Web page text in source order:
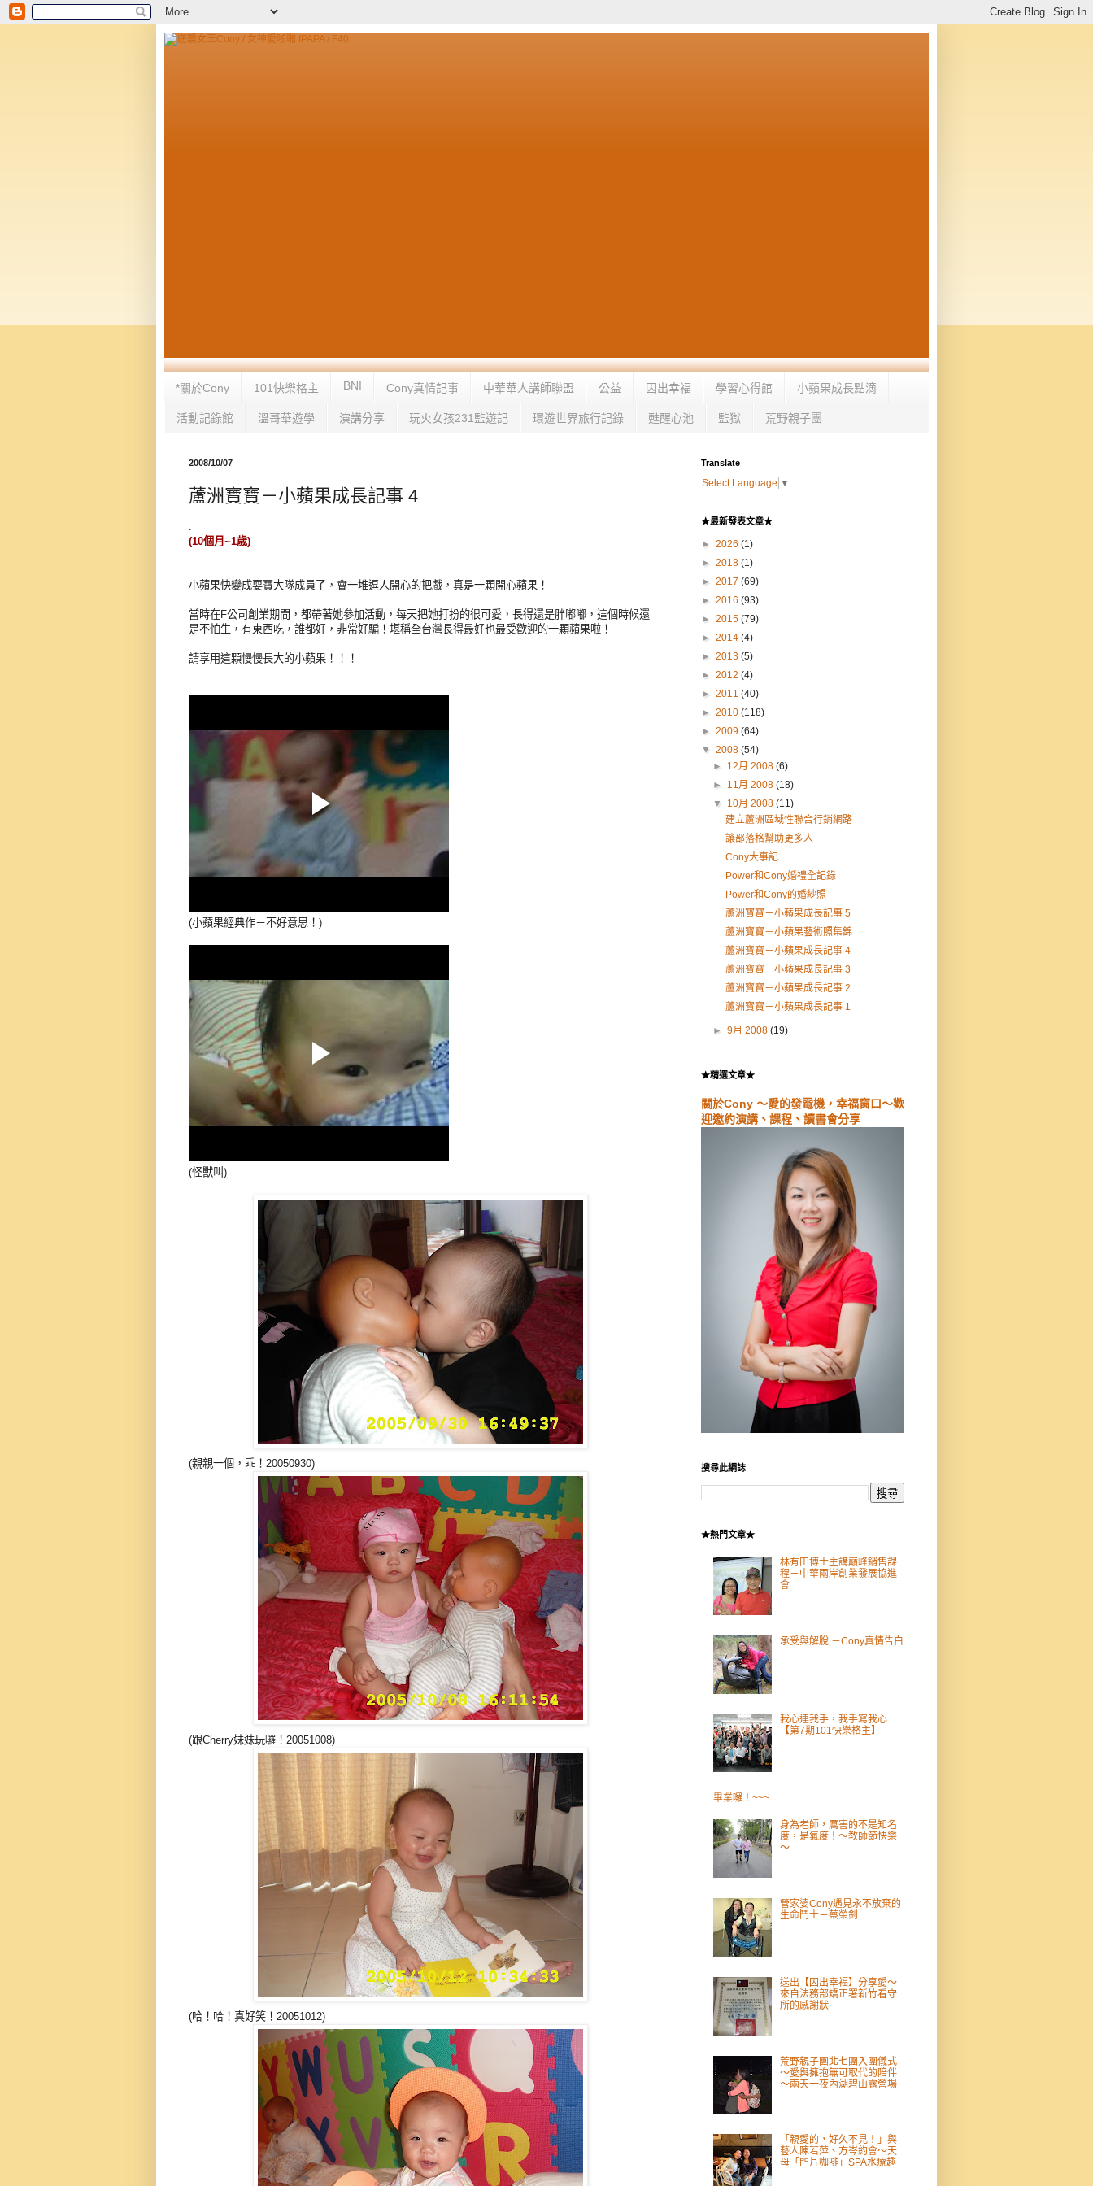
*關於Cony 101快樂格主 BNI Cony真情記事 中華華人講師聯盟 公益 囚出幸福 學習心得館 小蘋果成長點滴
活動記錄館 溫哥華遊學 演講分享 玩火女孩231監遊記 環遊世界旅行記錄 甦醒心池 監獄 荒野親子團
2008/10/07
蘆洲寶寶－小蘋果成長記事 4
.
(10個月~1歲)
小蘋果快變成耍寶大隊成員了，會一堆逗人開心的把戲，真是一顆開心蘋果！
當時在F公司創業期間，都帶著她參加活動，每天把她打扮的很可愛，長得還是胖嘟嘟，這個時候還
是不怕生，有東西吃，誰都好，非常好騙！堪稱全台灣長得最好也最受歡迎的一顆蘋果啦！
請享用這顆慢慢長大的小蘋果！！！
(小蘋果經典作－不好意思！)
(怪獸叫)
(親親一個，乖！20050930)
(跟Cherry妹妹玩囉！20051008)
(哈！哈！真好笑！20051012)
Translate
Select Language ▼
★最新發表文章★
► 2026 (1)
► 2018 (1)
► 2017 (69)
► 2016 (93)
► 2015 (79)
► 2014 (4)
► 2013 (5)
► 2012 (4)
► 2011 (40)
► 2010 (118)
► 2009 (64)
▼ 2008 (54)
► 12月 2008(6)
► 11月 2008(18)
▼ 10月 2008(11)
建立蘆洲區域性聯合行銷網路
讓部落格幫助更多人
Cony大事記
Power和Cony婚禮全記錄
Power和Cony的婚紗照
蘆洲寶寶－小蘋果成長記事 5
蘆洲寶寶－小蘋果藝術照集錦
蘆洲寶寶－小蘋果成長記事 4
蘆洲寶寶－小蘋果成長記事 3
蘆洲寶寶－小蘋果成長記事 2
蘆洲寶寶－小蘋果成長記事 1
►9月 2008(19)
★精選文章★
關於Cony ～愛的發電機，幸福窗口～歡
迎邀約演講、課程、讀書會分享
搜尋此網誌
★熱門文章★
林有田博士主講巔峰銷售課
程－中華兩岸創業發展協進
會
承受與解脫 －Cony真情告白
我心連我手，我手寫我心
【第7期101快樂格主】
畢業囉！~~~
身為老師，厲害的不是知名
度，是氣度！～教師節快樂
～
管家婆Cony遇見永不放棄的
生命鬥士－蔡榮釗
送出【囚出幸福】分享愛～
來自法務部矯正署新竹看守
所的感謝狀
荒野親子團北七團入團儀式
～愛與擁抱無可取代的陪伴
～兩天一夜內湖碧山露營場
「親愛的，好久不見！」與
藝人陳若萍、方岑約會～天
母「門片咖啡」SPA水療趣